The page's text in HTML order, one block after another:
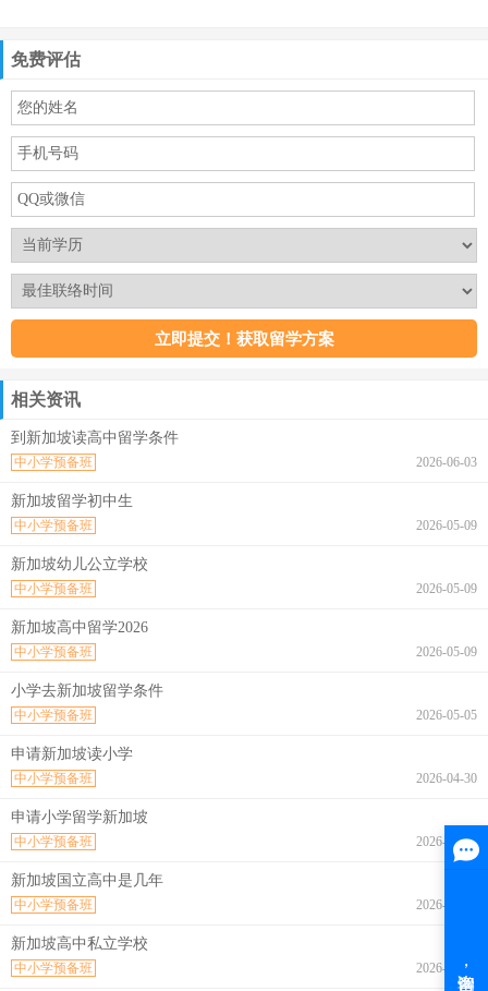
免费评估
相关资讯
到新加坡读高中留学条件
2026-06-03
中小学预备班
新加坡留学初中生
2026-05-09
中小学预备班
新加坡幼儿公立学校
2026-05-09
中小学预备班
新加坡高中留学2026
2026-05-09
中小学预备班
小学去新加坡留学条件
2026-05-05
中小学预备班
申请新加坡读小学
2026-04-30
中小学预备班
申请小学留学新加坡
2026-04-30
中小学预备班
新加坡国立高中是几年
2026-04-28
中小学预备班
新加坡高中私立学校
2026-04-27
中小学预备班